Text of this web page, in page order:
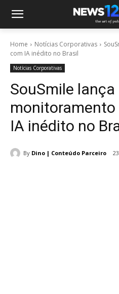
Home Notícias Corporativas
com IA inédito no Brasil
Notícias Corporativas
SouSmile lança
IA inédito no
By Dino | Conteúdo Parceiro